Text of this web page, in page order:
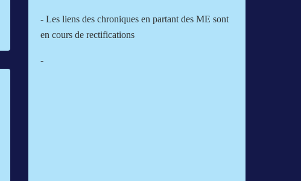
- Les liens des chroniques en partant des ME sont
en cours de rectifications
-